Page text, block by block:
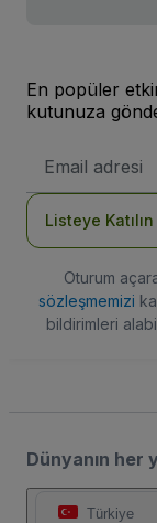
En popüler
kutunuza
posta
Listeye Katılın
Oturum
sözleşmemizi
bildirimleri
Dünyanın her
Türkiye